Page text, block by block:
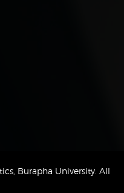
Burapha University. All